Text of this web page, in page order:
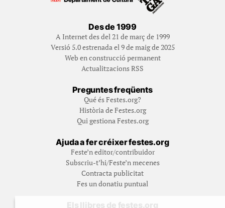
Des de 1999
A Internet des del 21 de març de 1999
Versió 5.0 estrenada el 9 de maig de 2025
Web en construcció permanent
Actualitzacions RSS
Preguntes freqüents
Qué és Festes.org?
Història de Festes.org
Qui gestiona Festes.org
Ajuda a fer créixer festes.org
Feste’n editor/contribuidor
Subscriu-t’hi/Feste’n mecenes
Contracta publicitat
Fes un donatiu puntual
Els llibres de festes.org